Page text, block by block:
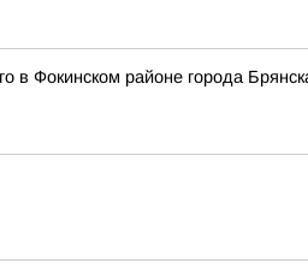
в Фокинском районе города